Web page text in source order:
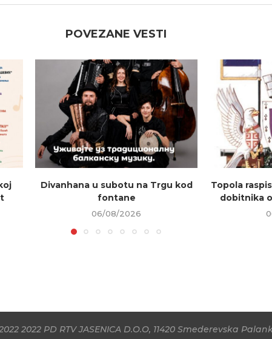
POVEZANE VESTI
Divanhana u subotu na Trgu kod
fontane
06/08/2026
Topola
dobitnika
2022 PD RTV JASENICA D.O.O, 11420 Smederevska